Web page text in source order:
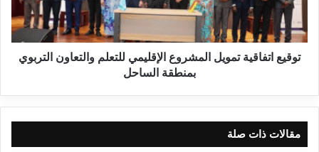
توقيع اتفاقية تمويل المشروع الإقليمي للتعلم والتعاون التربوي
بمنطقة الساحل
مقالات ذات صلة